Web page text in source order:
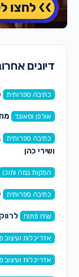
דיונים
כתיבה ספרותית
אולפן וסאונד
כתיבה ספרותית
ושירי כהן
הפקות במה ותוכן
כתיבה ספרותית
שיח פתוח
אדריכלות ועיצוב
אדריכלות ועיצוב